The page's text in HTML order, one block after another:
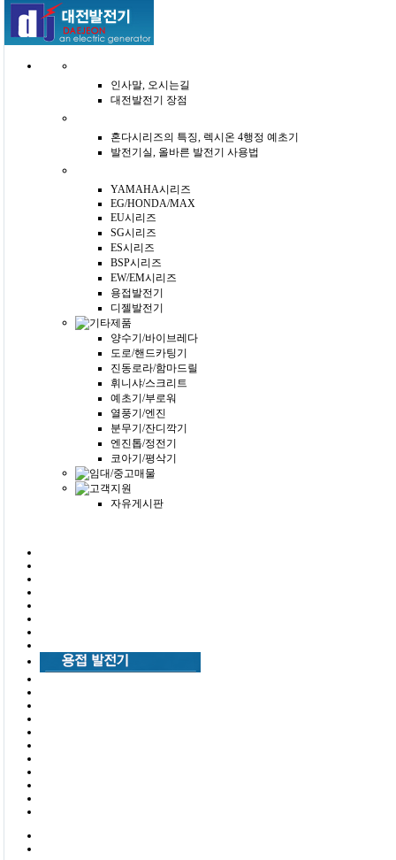
인사말, 오시는길
대전발전기 장점
혼다시리즈의 특징, 렉시온 4행정 예초기
발전기실, 올바른 발전기 사용법
YAMAHA시리즈
EG/HONDA/MAX
EU시리즈
SG시리즈
ES시리즈
BSP시리즈
EW/EM시리즈
용접발전기
디젤발전기
양수기/바이브레다
도로/핸드카팅기
진동로라/함마드릴
휘니샤/스크리트
예초기/부로워
열풍기/엔진
분무기/잔디깍기
엔진톱/정전기
코아기/평삭기
자유게시판